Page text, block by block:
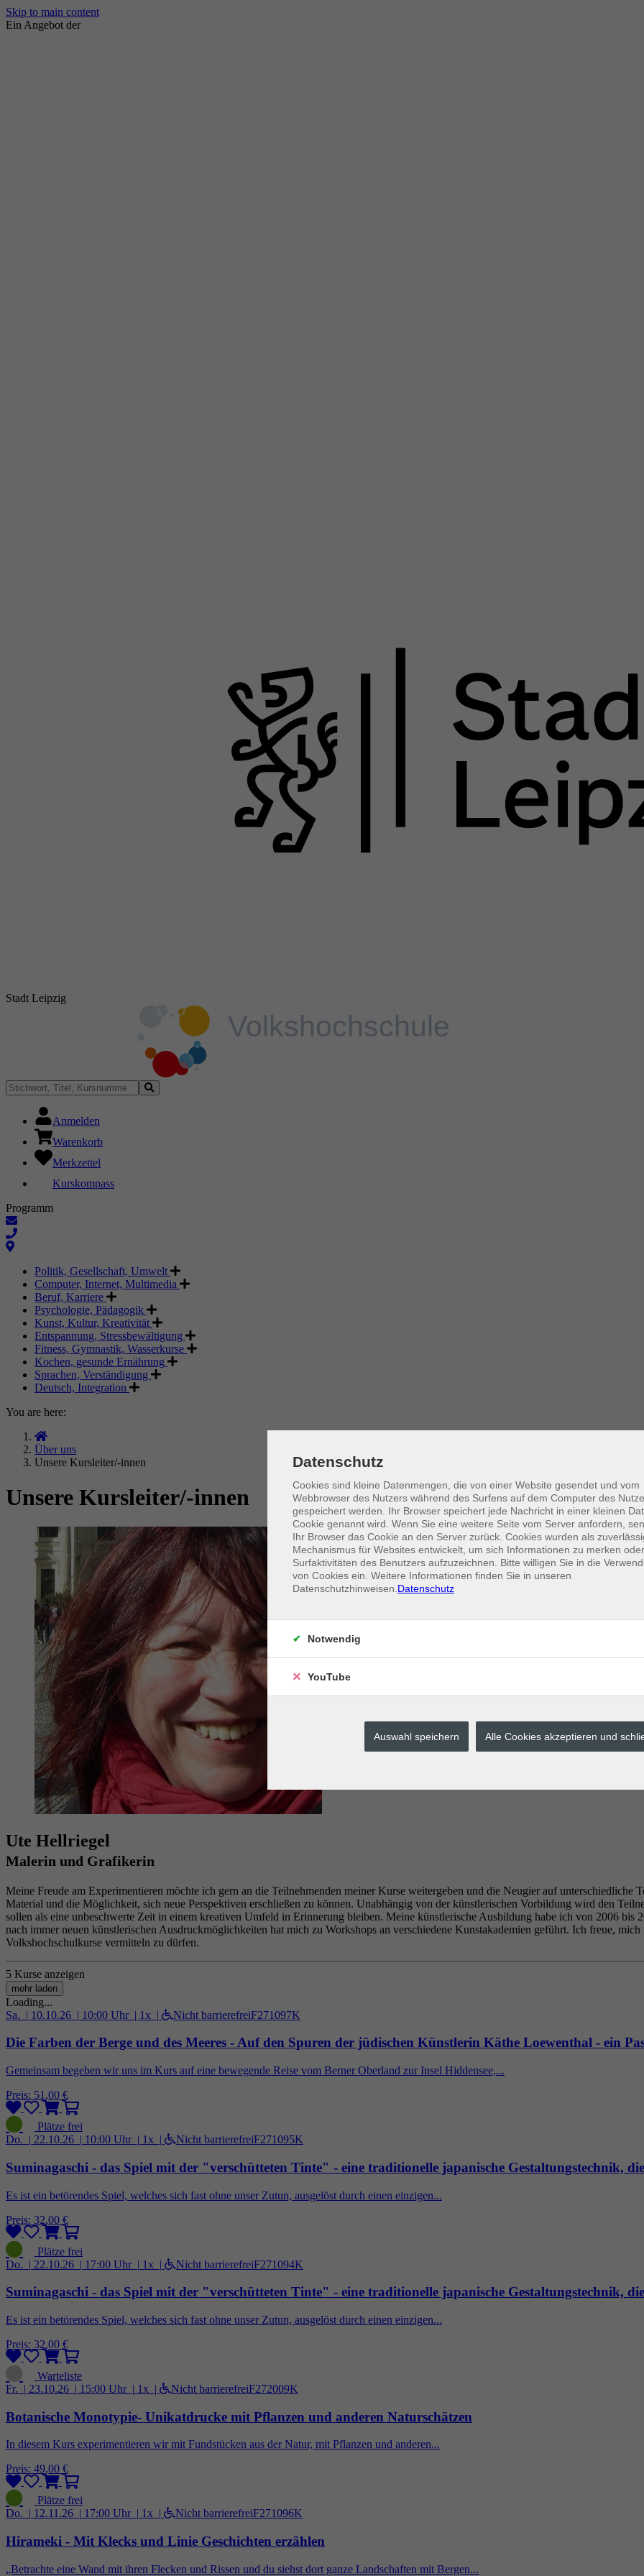
Skip to main content
Ein Angebot der
Stadt Leipzig
Anmelden
Warenkorb
Merkzettel
Kurskompass
Programm
Politik, Gesellschaft, Umwelt
Computer, Internet, Multimedia
Beruf, Karriere
Psychologie, Pädagogik
Kunst, Kultur, Kreativität
Entspannung, Stressbewältigung
Fitness, Gymnastik, Wasserkurse
Kochen, gesunde Ernährung
Sprachen, Verständigung
Deutsch, Integration
You are here:
Über uns
Unsere Kursleiter/-innen
Unsere Kursleiter/-innen
Ute Hellriegel
Malerin und Grafikerin
Meine Freude am Experimentieren möchte ich gern an die Teilnehmenden meiner Kurse weitergeben und die Neugier auf unterschiedliche
Material und die Möglichkeit, sich neue Perspektiven erschließen zu können. Unabhängig von der künstlerischen Vorbildung wird den
sollen als eine unbeschwerte Zeit in einem kreativen Umfeld in Erinnerung bleiben. Meine künstlerische Ausbildung habe ich von 2006 bis
nach immer neuen künstlerischen Ausdruckmöglichkeiten hat mich zu Workshops an verschiedene Kunstakademien geführt. Ich freue,
Volkshochschulkurse vermitteln zu dürfen.
5 Kurse anzeigen
mehr laden
Loading...
Sa. | 10.10.26 | 10:00 Uhr | 1x | Nicht barrierefreiF271097K
Die Farben der Berge und des Meeres - Auf den Spuren der jüdischen Künstlerin Käthe Loewenthal - ein
Gemeinsam begeben wir uns im Kurs auf eine bewegende Reise vom Berner Oberland zur Insel Hiddensee,...
Preis: 51,00 €
Do. | 22.10.26 | 10:00 Uhr | 1x | Nicht barrierefreiF271095K
Suminagaschi - das Spiel mit der "verschütteten Tinte" - eine traditionelle japanische Gestaltungstechnik,
Es ist ein betörendes Spiel, welches sich fast ohne unser Zutun, ausgelöst durch einen einzigen...
Preis: 32,00 €
Do. | 22.10.26 | 17:00 Uhr | 1x | Nicht barrierefreiF271094K
Suminagaschi - das Spiel mit der "verschütteten Tinte" - eine traditionelle japanische Gestaltungstechnik,
Es ist ein betörendes Spiel, welches sich fast ohne unser Zutun, ausgelöst durch einen einzigen...
Preis: 32,00 €
Fr. | 23.10.26 | 15:00 Uhr | 1x | Nicht barrierefreiF272009K
Botanische Monotypie- Unikatdrucke mit Pflanzen und anderen Naturschätzen
In diesem Kurs experimentieren wir mit Fundstücken aus der Natur, mit Pflanzen und anderen...
Preis: 49,00 €
Do. | 12.11.26 | 17:00 Uhr | 1x | Nicht barrierefreiF271096K
Hirameki - Mit Klecks und Linie Geschichten erzählen
„Betrachte eine Wand mit ihren Flecken und Rissen und du siehst dort ganze Landschaften mit Bergen...
Datenschutz
Cookies sind kleine Datenmengen, die von einer Website gesendet und vom
Webbrowser des Nutzers während des Surfens auf dem Computer des
gespeichert werden. Ihr Browser speichert jede Nachricht in einer kleinen
Cookie genannt wird. Wenn Sie eine weitere Seite vom Server anfordern,
Ihr Browser das Cookie an den Server zurück. Cookies wurden als
Mechanismus für Websites entwickelt, um sich Informationen zu merken
Surfaktivitäten des Benutzers aufzuzeichnen. Bitte willigen Sie in die
von Cookies ein. Weitere Informationen finden Sie in unseren
Datenschutzhinweisen. Datenschutz
Notwendig
YouTube
Auswahl speichern Alle Cookies akzeptieren und